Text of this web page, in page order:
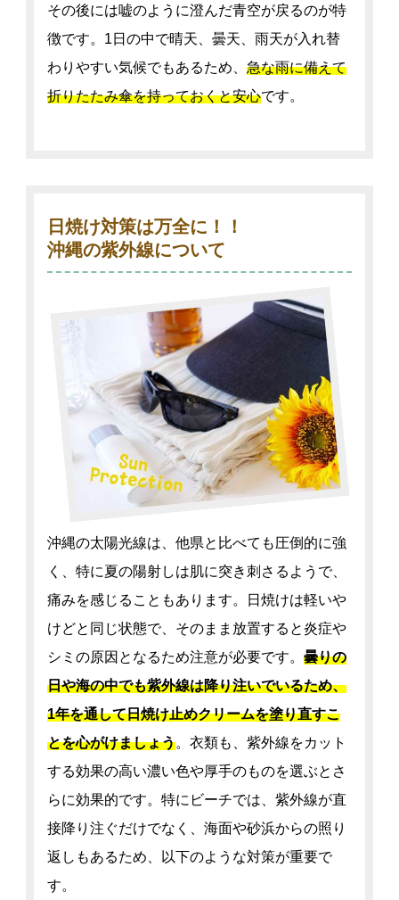
その後には嘘のように澄んだ青空が戻るのが特
徴です。1日の中で晴天、曇天、雨天が入れ替
わりやすい気候でもあるため、 急な雨に備えて
折りたたみ傘を持っておくと安心です。
日焼け対策は万全に！！
沖縄の紫外線について
沖縄の太陽光線は、他県と比べても圧倒的に強
く、特に夏の陽射しは肌に突き刺さるようで、
痛みを感じることもあります。日焼けは軽いや
けどと同じ状態で、そのまま放置すると炎症や
シミの原因となるため注意が必要です。 曇りの
日や海の中でも紫外線は降り注いでいるため、
1年を通して日焼け止めクリームを塗り直すこ
とを心がけましょう。衣類も、紫外線をカット
する効果の高い濃い色や厚手のものを選ぶとさ
らに効果的です。特にビーチでは、紫外線が直
接降り注ぐだけでなく、海面や砂浜からの照り
返しもあるため、以下のような対策が重要で
す。